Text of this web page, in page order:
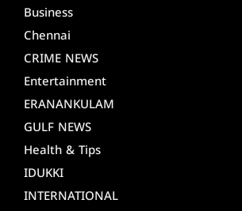
Business
Chennai
CRIME NEWS
Entertainment
ERANANKULAM
GULF NEWS
Health & Tips
IDUKKI
INTERNATIONAL